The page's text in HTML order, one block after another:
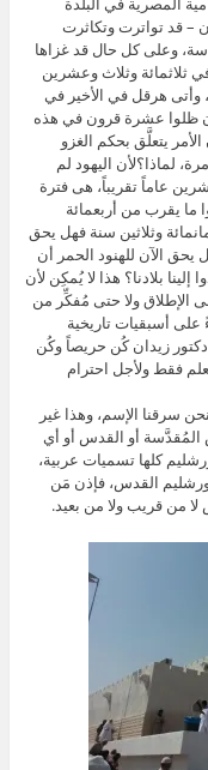
– قد تواترت وتكاثرت
وعلى كل حال قد غزاها
في ثلاثمائة وثلاث وعشرين
وأتى هرقل في الأخير في
ظلوا عشرة قرون في هذه
يتعلَّق بحكم الغزو
لماذا؟لأن اليهود لم
عاماً تقريباً، هى فترة
ما يقرب من أربعمائة
وثلاثين سنة فهل يحق
يحق الآن للهنود الحمر أن
بلادنا؟ هذا لا يُمكِن لأن
الإطلاق ولا حتى مُفكِّر من
على أسبقيات تاريخية
زيدان كُن حريصاً وكُن
فقط ولأجل احترام
سرقنا الإسم، وهذا غير
أو القدس أو أي
كلها تسميات عربية،
أورشليم القدس، فإذن مَن
من قريب ولا من بعيد.